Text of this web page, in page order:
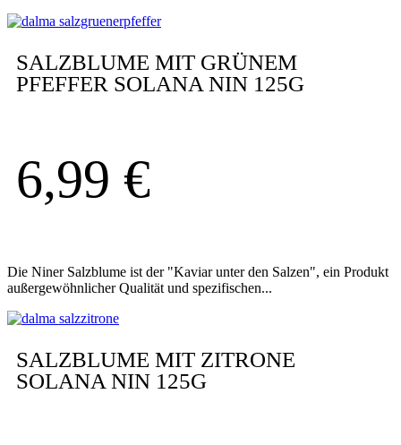
SALZBLUME MIT GRÜNEM
PFEFFER SOLANA NIN 125G
6,99 €
Die Niner Salzblume ist der "Kaviar unter den Salzen", ein Produkt
außergewöhnlicher Qualität und spezifischen...
SALZBLUME MIT ZITRONE
SOLANA NIN 125G